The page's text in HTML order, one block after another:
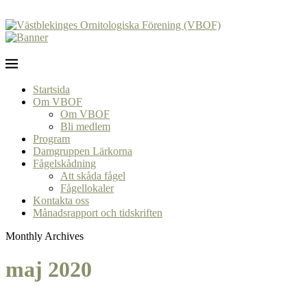
Startsida
Om VBOF
Om VBOF
Bli medlem
Program
Damgruppen Lärkorna
Fågelskådning
Att skåda fågel
Fågellokaler
Kontakta oss
Månadsrapport och tidskriften
Monthly Archives
maj 2020